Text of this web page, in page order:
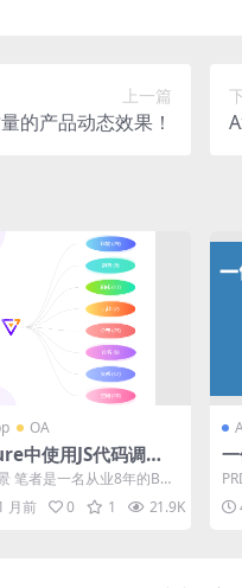
上一篇
的产品动态效果！
OA
中使用JS代码调用E
、AntV图表｜ax
设计教程
笔者是一名从业8年的B端
理，先后在政府行业、能
、交通行业任...
月前 0 1 21.9K
它
D